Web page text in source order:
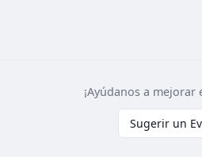
¡Ayúdanos a mejorar
Sugerir un